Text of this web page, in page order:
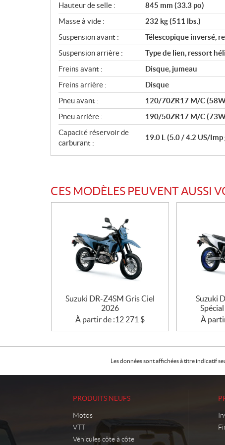
Hauteur de selle :
845 mm (33.3 po)
Masse à vide :
232 kg (511 lbs.)
Suspension avant :
Télescopique inversé,
Suspension arrière :
Type de lien, ressort
Freins avant :
Disque, jumeau
Freins arrière :
Disque
Pneu avant :
120/70ZR17 M/C
Pneu arrière :
190/50ZR17 M/C
Capacité réservoir de
carburant :
19.0 L (5.0 / 4.2 US/Imp
CES MODÈLES PEUVENT AUSSI
Suzuki DR-Z4SM Gris Ciel
2026
À partir de :12 271 $
Suzuki
À
Les données sont affichées à titre indicatif
PRODUITS NEUFS
Motos
VTT
Véhicules côte à côte